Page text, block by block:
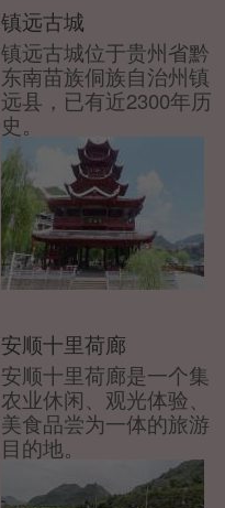
镇远古城
镇远古城位于贵州省黔
东南苗族侗族自治州镇
远县，已有近2300年历
史。
安顺十里荷廊
安顺十里荷廊是一个集
农业休闲、观光体验、
美食品尝为一体的旅游
目的地。